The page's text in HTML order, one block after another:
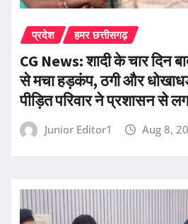
प्रदेश हमर छत्तीसगढ़
CG News: शादी के चार दिन
से मचा हड़कंप, ठगी और
पीड़ित परिवार ने प्रशासन से
Junior Editor1 Aug 8,